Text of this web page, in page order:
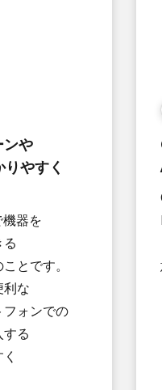
ンや​
やすく​
器を​
とです。​
利な​
フォンでの​
る​